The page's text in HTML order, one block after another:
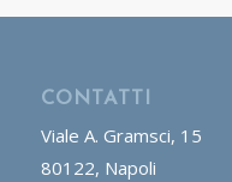
CONTATTI
Viale A. Gramsci, 15
80122, Napoli